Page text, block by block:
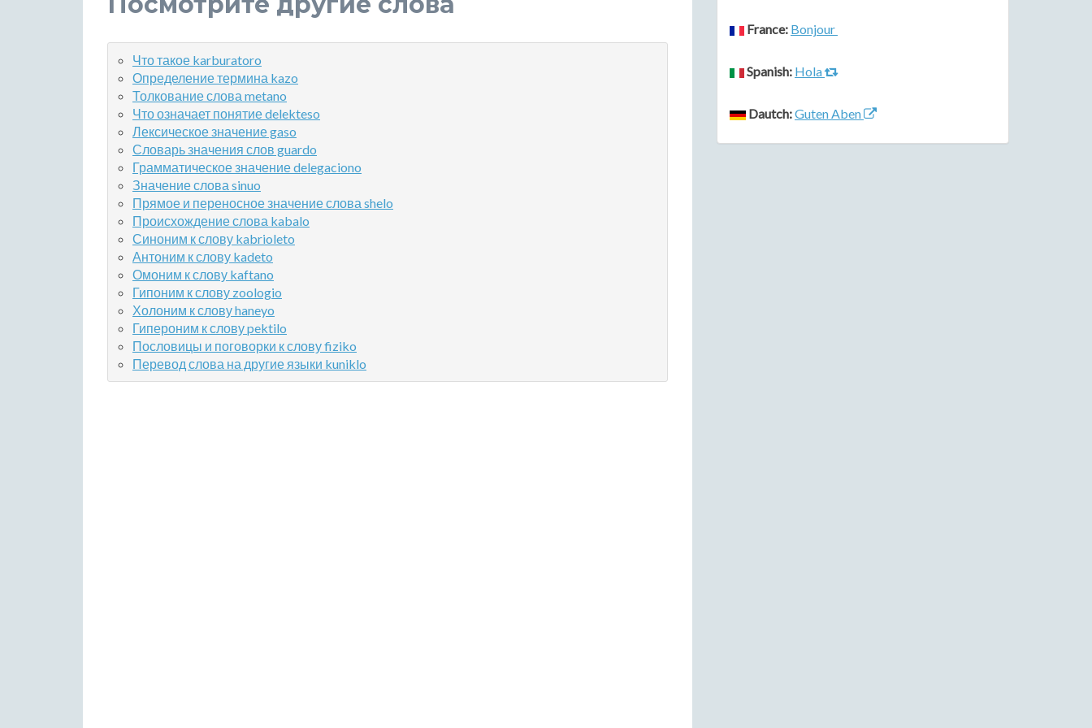
Что такое karburatoro
Определение термина kazo
Толкование слова metano
Что означает понятие delekteso
Лексическое значение gaso
Словарь значения слов guardo
Грамматическое значение delegaciono
Значение слова sinuo
Прямое и переносное значение слова shelo
Происхождение слова kabalo
Синоним к слову kabrioleto
Антоним к слову kadeto
Омоним к слову kaftano
Гипоним к слову zoologio
Холоним к слову haneyo
Гипероним к слову pektilo
Пословицы и поговорки к слову fiziko
Перевод слова на другие языки kuniklo
France: Bonjour
Spanish: Hola
Dautch:Guten Aben